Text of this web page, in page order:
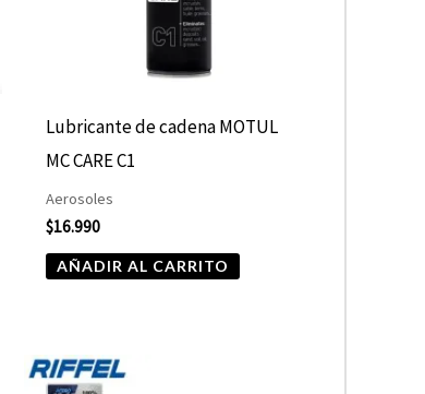
Lubricante de cadena MOTUL
MC CARE C1
Aerosoles
$16.990
AÑADIR AL CARRITO